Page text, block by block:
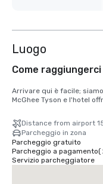
Luogo
Come raggiungerci
Arrivare qui è facile;
McGhee Tyson e l'hotel
Distance from airport
Parcheggio in zona
Parcheggio gratuito
Parcheggio a pagamento(
Servizio parcheggiatore